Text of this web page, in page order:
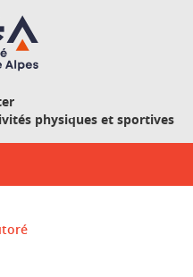
physiques et sportives